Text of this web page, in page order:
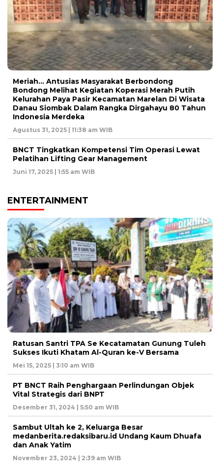
Meriah… Antusias Masyarakat Berbondong
Bondong Melihat Kegiatan Koperasi Merah Putih
Kelurahan Paya Pasir Kecamatan Marelan Di Wisata
Danau Siombak Dalam Rangka Dirgahayu 80 Tahun
Indonesia Merdeka
Agustus 31, 2025 | 11:38 am WIB
BNCT Tingkatkan Kompetensi Tim Operasi Lewat
Pelatihan Lifting Gear Management
Juni 17, 2025 | 1:55 am WIB
ENTERTAINMENT
Ratusan Santri TPA Se Kecatamatan Gunung Tuleh
Sukses Ikuti Khatam Al-Quran ke-V Bersama
Mei 15, 2025 | 3:10 am WIB
PT BNCT Raih Penghargaan Perlindungan Objek
Vital Strategis dari BNPT
Desember 31, 2024 | 5:50 am WIB
Sambut Ultah ke 2, Keluarga Besar
medanberita.redaksibaru.id Undang Kaum Dhuafa
dan Anak Yatim
November 23, 2024 | 2:39 am WIB